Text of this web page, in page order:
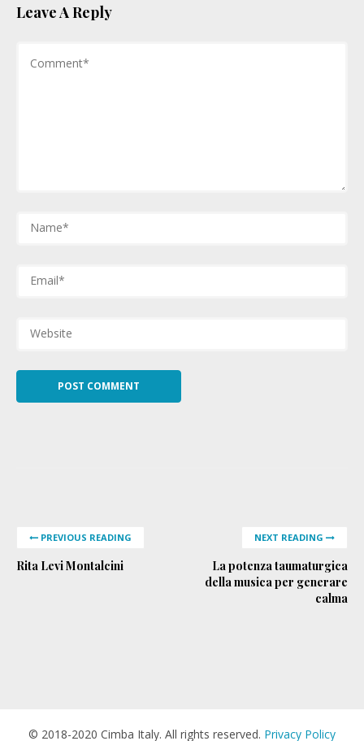
Leave A Reply
PREVIOUS READING
Rita Levi Montalcini
NEXT READING
La potenza taumaturgica
della musica per generare
calma
© 2018-2020 Cimba Italy. All rights reserved. Privacy Policy